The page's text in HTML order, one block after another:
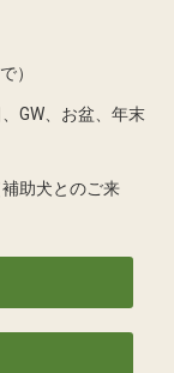
）
GW、お盆、年末
補助犬とのご来